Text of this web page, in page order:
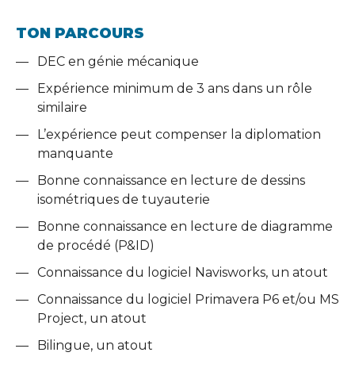
TON PARCOURS
DEC en génie mécanique
Expérience minimum de 3 ans dans un rôle
similaire
L’expérience peut compenser la diplomation
manquante
Bonne connaissance en lecture de dessins
isométriques de tuyauterie
Bonne connaissance en lecture de diagramme
de procédé (P&ID)
Connaissance du logiciel Navisworks, un atout
Connaissance du logiciel Primavera P6 et/ou MS
Project, un atout
Bilingue, un atout